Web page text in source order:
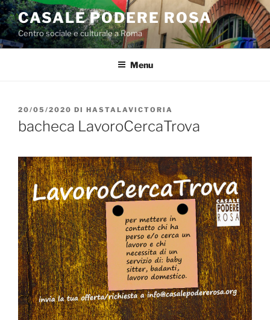
Salta
al
contenuto
CASALE PODERE ROSA
Centro sociale e culturale a Roma
Menu
PUBBLICATO
IL
20/05/2020 DI HASTALAVICTORIA
bacheca LavoroCercaTrova